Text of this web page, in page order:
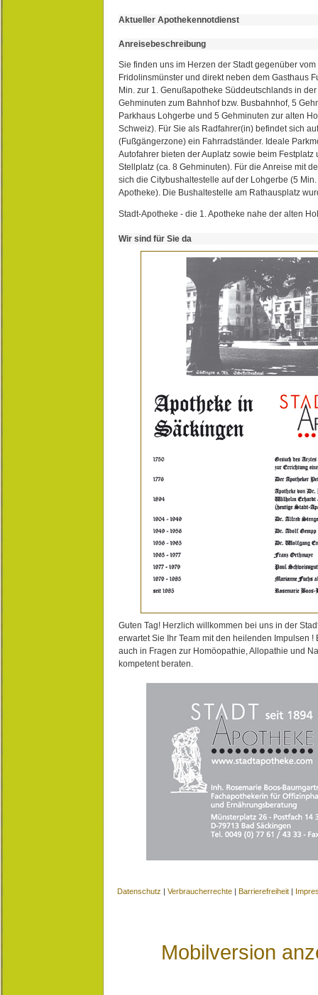
Aktueller Apothekennotdienst
Anreisebeschreibung
Sie finden uns im Herzen der Stadt gegenüber
Fridolinsmünster und direkt neben dem Gasthaus
Min. zur 1. Genußapotheke Süddeutschlands in
Gehminuten zum Bahnhof bzw. Busbahnhof, 5
Parkhaus Lohgerbe und 5 Gehminuten zur alten
Schweiz). Für Sie als Radfahrer(in) befindet sich
(Fußgängerzone) ein Fahrradständer. Ideale
Autofahrer bieten der Auplatz sowie beim Festplatz
Stellplatz (ca. 8 Gehminuten). Für die Anreise mit
sich die Citybushaltestelle auf der Lohgerbe (5
Apotheke). Die Bushaltestelle am Rathausplatz
Stadt-Apotheke - die 1. Apotheke nahe der alten
Wir sind für Sie da
Guten Tag! Herzlich willkommen bei uns in der
erwartet Sie Ihr Team mit den heilenden Impulsen !
auch in Fragen zur Homöopathie, Allopathie und
kompetent beraten.
Datenschutz | Verbraucherrechte | Barrierefreiheit |
Mobilversion